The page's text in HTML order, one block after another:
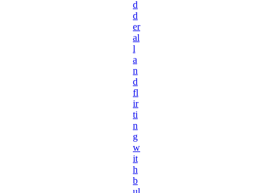
d
d
er
al
l
a
n
d
fl
ir
ti
n
g
w
it
h
b